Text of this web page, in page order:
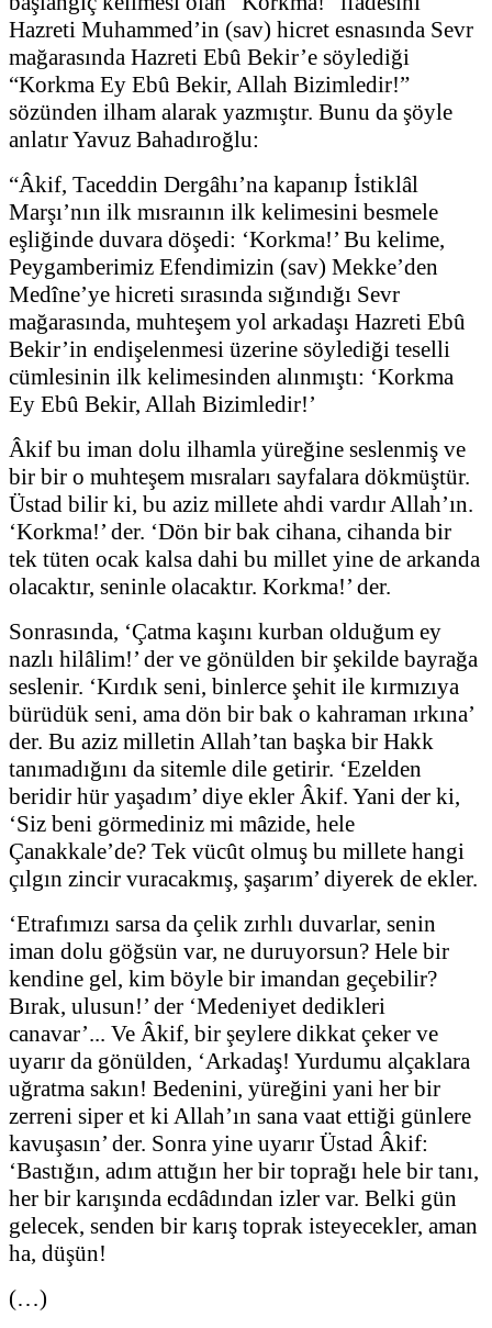
Hazreti Muhammed’in (sav) hicret esnasında Sevr
mağarasında Hazreti Ebû Bekir’e söylediği
“Korkma Ey Ebû Bekir, Allah Bizimledir!”
sözünden ilham alarak yazmıştır. Bunu da şöyle
anlatır Yavuz Bahadıroğlu:
“Âkif, Taceddin Dergâhı’na kapanıp İstiklâl
Marşı’nın ilk mısraının ilk kelimesini besmele
eşliğinde duvara döşedi: ‘Korkma!’ Bu kelime,
Peygamberimiz Efendimizin (sav) Mekke’den
Medîne’ye hicreti sırasında sığındığı Sevr
mağarasında, muhteşem yol arkadaşı Hazreti Ebû
Bekir’in endişelenmesi üzerine söylediği teselli
cümlesinin ilk kelimesinden alınmıştı: ‘Korkma
Ey Ebû Bekir, Allah Bizimledir!’
Âkif bu iman dolu ilhamla yüreğine seslenmiş ve
bir bir o muhteşem mısraları sayfalara dökmüştür.
Üstad bilir ki, bu aziz millete ahdi vardır Allah’ın.
‘Korkma!’ der. ‘Dön bir bak cihana, cihanda bir
tek tüten ocak kalsa dahi bu millet yine de arkanda
olacaktır, seninle olacaktır. Korkma!’ der.
Sonrasında, ‘Çatma kaşını kurban olduğum ey
nazlı hilâlim!’ der ve gönülden bir şekilde bayrağa
seslenir. ‘Kırdık seni, binlerce şehit ile kırmızıya
bürüdük seni, ama dön bir bak o kahraman ırkına’
der. Bu aziz milletin Allah’tan başka bir Hakk
tanımadığını da sitemle dile getirir. ‘Ezelden
beridir hür yaşadım’ diye ekler Âkif. Yani der ki,
‘Siz beni görmediniz mi mâzide, hele
Çanakkale’de? Tek vücût olmuş bu millete hangi
çılgın zincir vuracakmış, şaşarım’ diyerek de ekler.
‘Etrafımızı sarsa da çelik zırhlı duvarlar, senin
iman dolu göğsün var, ne duruyorsun? Hele bir
kendine gel, kim böyle bir imandan geçebilir?
Bırak, ulusun!’ der ‘Medeniyet dedikleri
canavar’... Ve Âkif, bir şeylere dikkat çeker ve
uyarır da gönülden, ‘Arkadaş! Yurdumu alçaklara
uğratma sakın! Bedenini, yüreğini yani her bir
zerreni siper et ki Allah’ın sana vaat ettiği günlere
kavuşasın’ der. Sonra yine uyarır Üstad Âkif:
‘Bastığın, adım attığın her bir toprağı hele bir tanı,
her bir karışında ecdâdından izler var. Belki gün
gelecek, senden bir karış toprak isteyecekler, aman
ha, düşün!
(…)